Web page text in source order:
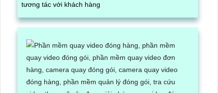
tương tác với khách hàng